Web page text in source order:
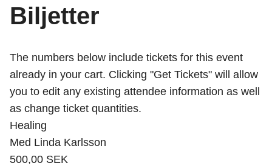
Biljetter
The numbers below include tickets for this event
already in your cart. Clicking "Get Tickets" will allow
you to edit any existing attendee information as well
as change ticket quantities.
Healing
Med Linda Karlsson
500,00 SEK